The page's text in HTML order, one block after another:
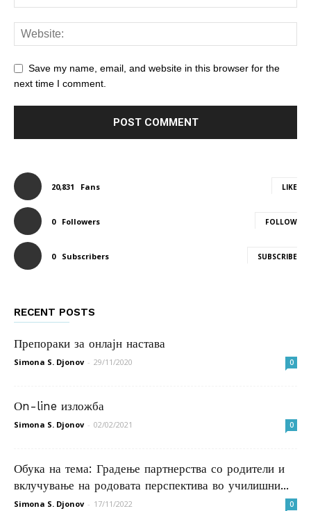
Save my name, email, and website in this browser for the
next time I comment.
20,831 Fans LIKE
0 Followers FOLLOW
0 Subscribers SUBSCRIBE
RECENT POSTS
Препораки за онлајн настава
Simona S. Djonov - 29/11/2020 0
Оn-line изложба
Simona S. Djonov - 02/02/2021 0
Обука на тема: Градење партнерства со родители и
вклучување на родовата перспектива во училишни...
Simona S. Djonov - 17/11/2022 0